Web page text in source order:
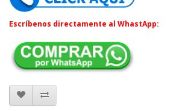
Escríbenos directamente al WhastApp: